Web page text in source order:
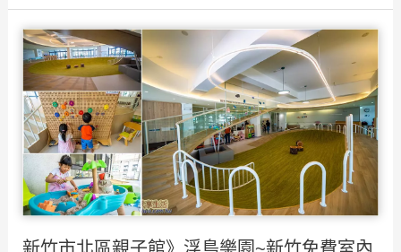
波
大
飯
店
湖
濱
館》